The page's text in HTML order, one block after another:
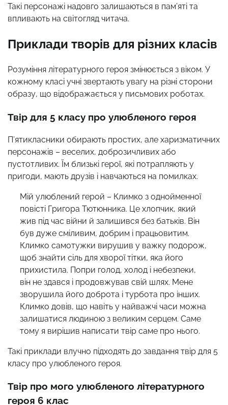
Такі персонажі надовго залишаються в пам’яті та
впливають на світогляд читача.
Приклади творів для різних класів
Розуміння літературного героя змінюється з віком. У
кожному класі учні звертають увагу на різні сторони
образу, що відображається у письмових роботах.
Твір для 5 класу про улюбленого героя
П’ятикласники обирають простих, але харизматичних
персонажів – веселих, доброзичливих або
пустотливих. Їм близькі герої, які потрапляють у
пригоди, мають друзів і навчаються на помилках.
Мій улюблений герой – Климко з однойменної
повісті Григора Тютюнника. Це хлопчик, який
жив під час війни й залишився без батьків. Він
був дуже сміливим, добрим і працьовитим.
Климко самотужки вирушив у важку подорож,
щоб знайти сіль для хворої тітки, яка його
прихистила. Попри голод, холод і небезпеки,
він не здався і продовжував свій шлях. Мене
зворушила його доброта і турбота про інших.
Климко довів, що навіть у найважчі часи можна
залишатися людиною з великим серцем. Саме
тому я вирішив написати твір саме про нього.
Такі приклади влучно підходять до завдання твір для 5
класу про улюбленого героя.
Твір про мого улюбленого літературного
героя 6 клас